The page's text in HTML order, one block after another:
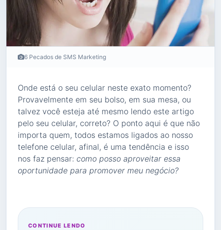
6 Pecados de SMS Marketing
Onde está o seu celular neste exato momento?
Provavelmente em seu bolso, em sua mesa, ou
talvez você esteja até mesmo lendo este artigo
pelo seu celular, correto? O ponto aqui é que não
importa quem, todos estamos ligados ao nosso
telefone celular, afinal, é uma tendência e isso
nos faz pensar: como posso aproveitar essa
oportunidade para promover meu negócio?
CONTINUE LENDO